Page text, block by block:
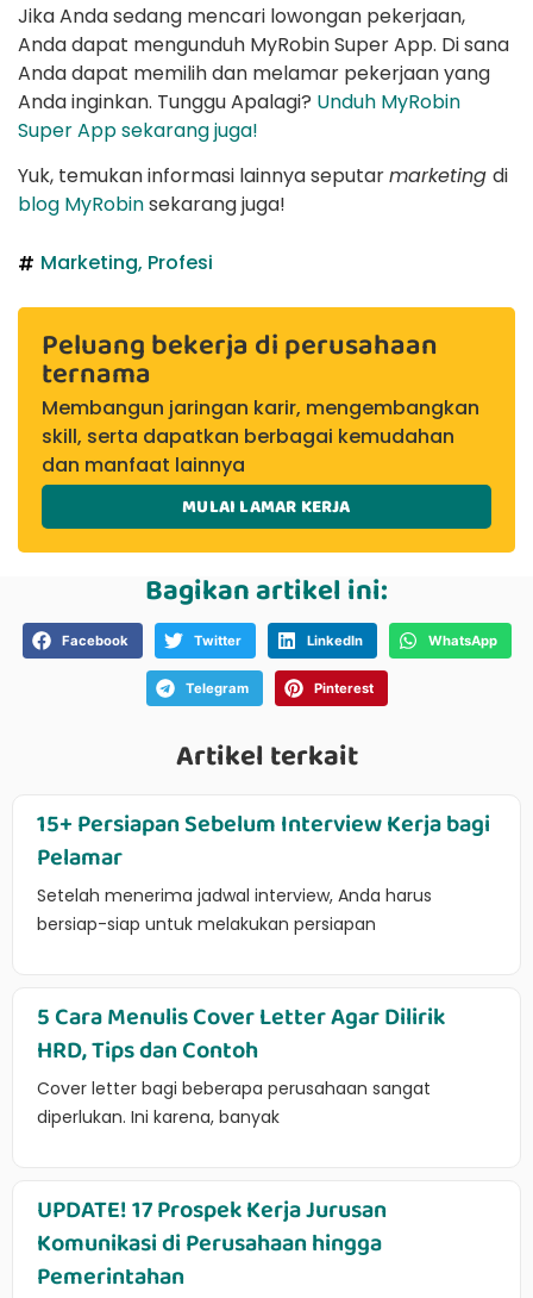
Jika Anda sedang mencari lowongan pekerjaan,
Anda dapat mengunduh MyRobin Super App. Di sana
Anda dapat memilih dan melamar pekerjaan yang
Anda inginkan. Tunggu Apalagi? Unduh MyRobin
Super App sekarang juga!
Yuk, temukan informasi lainnya seputarmarketing di
blog MyRobinsekarang juga!
Marketing, Profesi
Peluang bekerja di perusahaan
ternama
Membangun jaringan karir, mengembangkan
skill, serta dapatkan berbagai kemudahan
dan manfaat lainnya
MULAI LAMAR KERJA
Bagikan artikel ini:
Facebook Twitter LinkedIn WhatsApp
Telegram Pinterest
Artikel terkait
15+ Persiapan Sebelum Interview Kerja bagi
Pelamar
Setelah menerima jadwal interview, Anda harus
bersiap-siap untuk melakukan persiapan
5 Cara Menulis Cover Letter Agar Dilirik
HRD, Tips dan Contoh
Cover letter bagi beberapa perusahaan sangat
diperlukan. Ini karena, banyak
UPDATE! 17 Prospek Kerja Jurusan
Komunikasi di Perusahaan hingga
Pemerintahan